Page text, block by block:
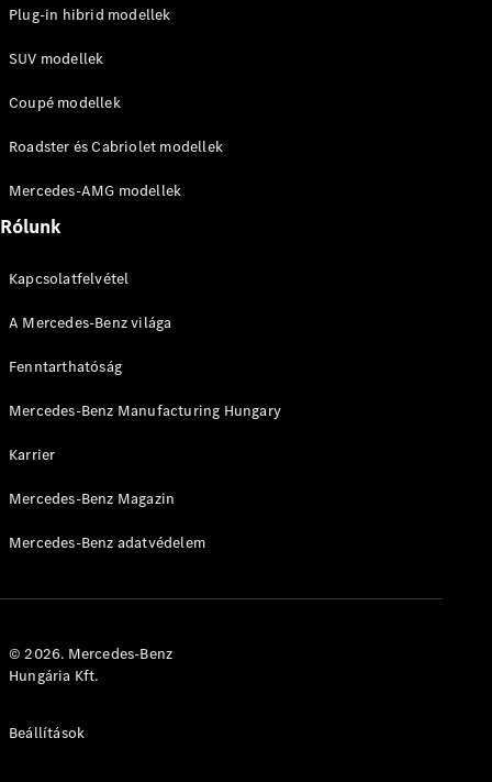
Plug-in hibrid modellek
SUV modellek
Coupé modellek
Roadster és Cabriolet modellek
Mercedes-AMG modellek
Rólunk
Kapcsolatfelvétel
A Mercedes-Benz világa
Fenntarthatóság
Mercedes-Benz Manufacturing Hungary
Karrier
Mercedes-Benz Magazin
Mercedes-Benz adatvédelem
© 2026. Mercedes-Benz
Hungária Kft.
Beállítások